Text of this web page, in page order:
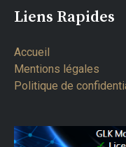
Liens Rapides
Accueil
Mentions légales
Politique de